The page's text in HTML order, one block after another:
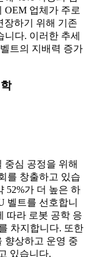
OEM 업체가 주로
장하기 위해 기존
다. 이러한 추세
트의 지배력 증가
중심 공정을 위해
를 창출하고 있습
52%가 더 높은 하
벨트를 선호합니
따라 로봇 공학 응
차지합니다. 또한
향상하고 운영 중
있습니다.